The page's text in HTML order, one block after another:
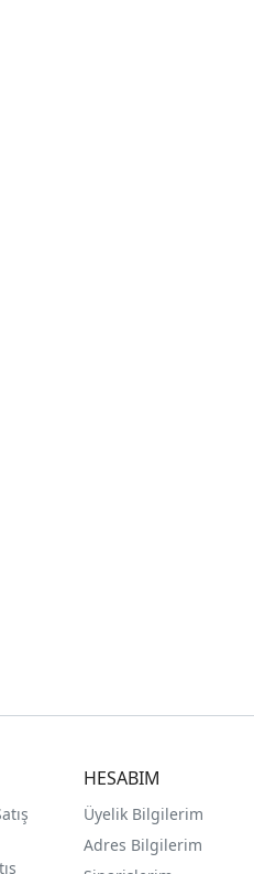
HESABIM
Üyelik Bilgilerim
Adres Bilgilerim